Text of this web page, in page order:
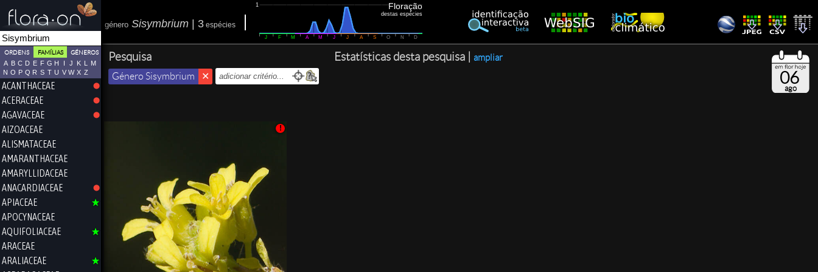
ORDENS FAMÍLIAS GÉNEROS
A B C D E F G H I J K L
M
N O P Q R S T U V W X Z
ACANTHACEAE
ACERACEAE
AGAVACEAE
AIZOACEAE
ALISMATACEAE
AMARANTHACEAE
AMARYLLIDACEAE
ANACARDIACEAE
APIACEAE
APOCYNACEAE
AQUIFOLIACEAE
ARACEAE
ARALIACEAE
género Sisymbrium 3 espécies
1
J F M A M J J A S O N D
Floração
destas espécies
Pesquisa
Género Sisymbrium
Estatísticas desta pesquisa | ampliar
06
ago
!